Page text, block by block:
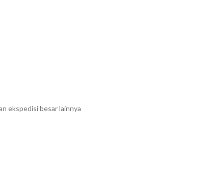
ekspedisi besar lainnya